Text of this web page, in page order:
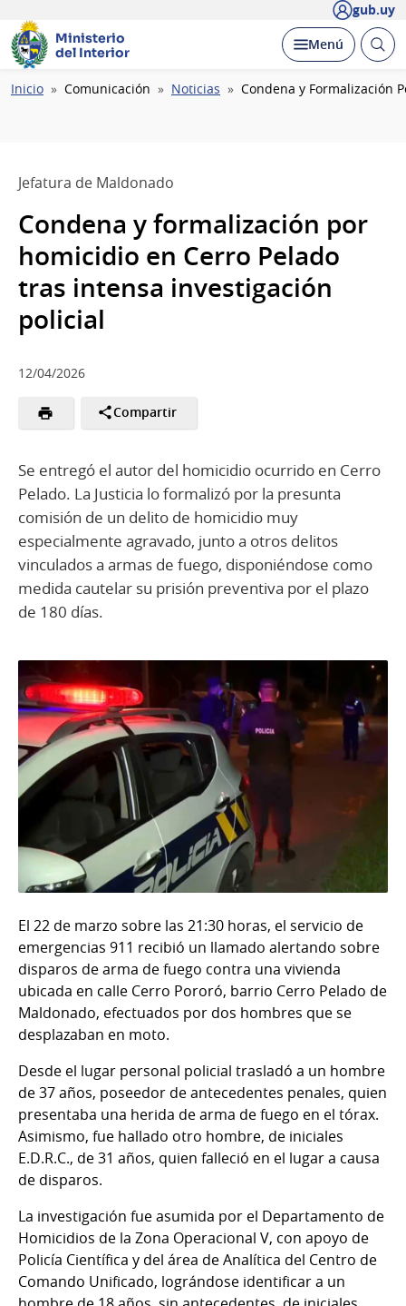
gub.uy
Ministerio
del Interior
Desplegar
Menú Abrir
Ruta
Inicio Comunicación Noticias Condena y Formalización
Jefatura de Maldonado
Condena y formalización por
homicidio en Cerro Pelado
tras intensa investigación
policial
12/04/2026
Compartir
Se entregó el autor del homicidio ocurrido en Cerro
Pelado. La Justicia lo formalizó por la presunta
comisión de un delito de homicidio muy
especialmente agravado, junto a otros delitos
vinculados a armas de fuego, disponiéndose como
medida cautelar su prisión preventiva por el plazo
de 180 días.
El 22 de marzo sobre las 21:30 horas, el servicio de
emergencias 911 recibió un llamado alertando sobre
disparos de arma de fuego contra una vivienda
ubicada en calle Cerro Pororó, barrio Cerro Pelado de
Maldonado, efectuados por dos hombres que se
desplazaban en moto.
Desde el lugar personal policial trasladó a un hombre
de 37 años, poseedor de antecedentes penales, quien
presentaba una herida de arma de fuego en el tórax.
Asimismo, fue hallado otro hombre, de iniciales
E.D.R.C., de 31 años, quien falleció en el lugar a causa
de disparos.
La investigación fue asumida por el Departamento de
Homicidios de la Zona Operacional V, con apoyo de
Policía Científica y del área de Analítica del Centro de
Comando Unificado, lográndose identificar a un